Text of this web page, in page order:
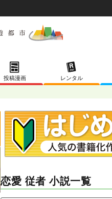
投稿漫画 レンタル
恋愛 従者 小説一覧